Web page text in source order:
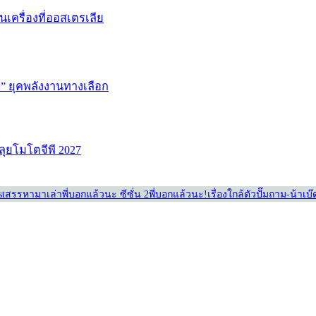
เครื่องที่ออสเตรเลีย
ยุคพลังงานทางเลือก
ยโมโตจีพี 2027
สรรหามาเล่าพี่บอกแล้วนะ ซีซั่น 2พี่บอกแล้วนะ! เรื่องใกล้ตัวปั๊มถาม-น้าเบ๊